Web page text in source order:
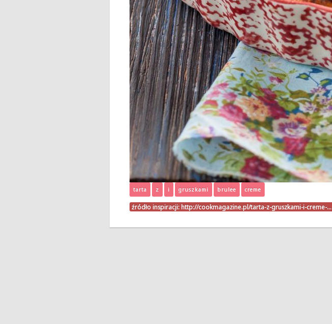
tarta z i gruszkami brulee creme
źródło inspiracji: http://cookmagazine.pl/tarta-z-gruszkami-i-creme-…